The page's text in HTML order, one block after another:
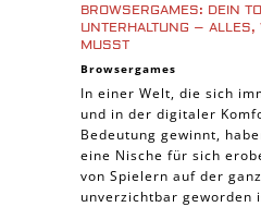
Abenteuer Spiele
Online Spiele
3-Gewinnt Spiele
Trading Card Spiele
Manager Spiele
BROWSERGAMES: DEIN
UNTERHALTUNG –
MUSST
Browsergames
In einer Welt, die sich
und in der digitaler
Bedeutung gewinnt,
eine Nische für sich
von Spielern auf der
unverzichtbar geworden